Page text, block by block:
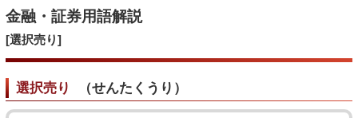
金融・証券用語解説
[選択売り]
選択売り （せんたくうり ）